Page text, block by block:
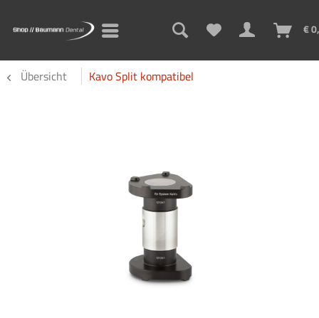
€
Übersicht Kavo Split kompatibel